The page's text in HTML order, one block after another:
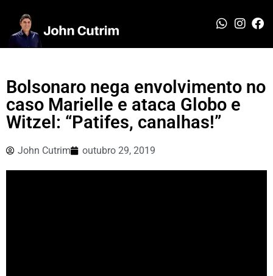
Bolsonaro nega envolvimento no
caso Marielle e ataca Globo e
Witzel: “Patifes, canalhas!”
John Cutrim outubro 29, 2019